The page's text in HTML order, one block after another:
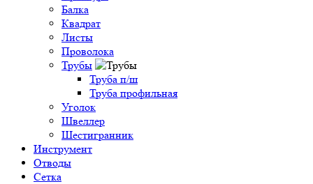
Балка
Квадрат
Листы
Проволока
Трубы
Труба п/ш
Труба профильная
Уголок
Швеллер
Шестигранник
Инструмент
Отводы
Сетка